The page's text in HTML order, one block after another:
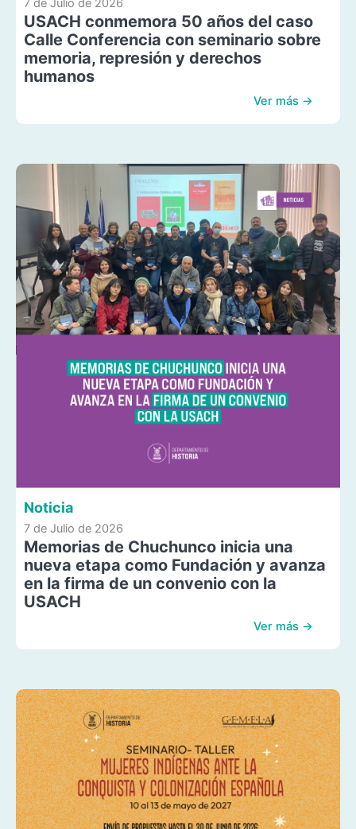
7 de Julio de 2026
USACH conmemora 50 años del caso
Calle Conferencia con seminario sobre
memoria, represión y derechos
humanos
Ver más →
Noticia
7 de Julio de 2026
Memorias de Chuchunco inicia una
nueva etapa como Fundación y avanza
en la firma de un convenio con la
USACH
Ver más →